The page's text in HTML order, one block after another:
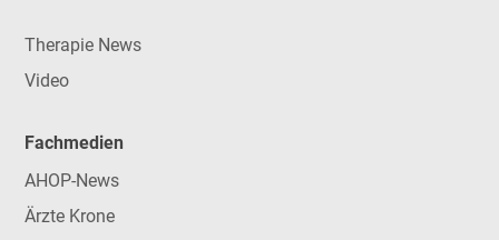
Therapie News
Video
Fachmedien
AHOP-News
Ärzte Krone